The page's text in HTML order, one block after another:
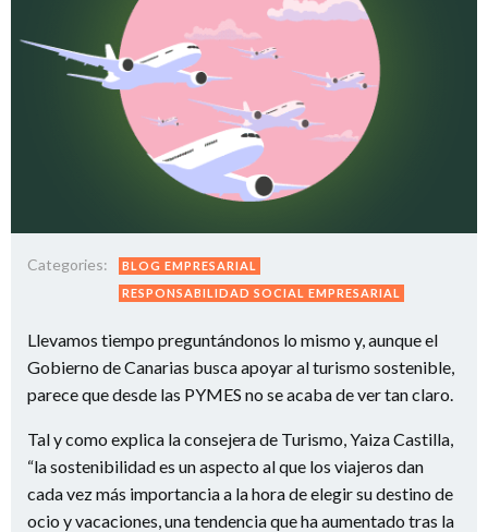
Categories:
BLOG EMPRESARIAL
RESPONSABILIDAD SOCIAL EMPRESARIAL
Llevamos tiempo preguntándonos lo mismo y, aunque el
Gobierno de Canarias busca apoyar al turismo sostenible,
parece que desde las PYMES no se acaba de ver tan claro.
Tal y como explica la consejera de Turismo, Yaiza Castilla,
“la sostenibilidad es un aspecto al que los viajeros dan
cada vez más importancia a la hora de elegir su destino de
ocio y vacaciones, una tendencia que ha aumentado tras la